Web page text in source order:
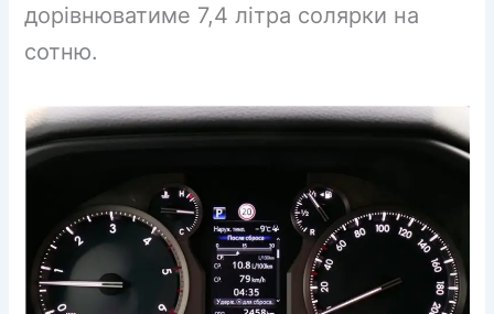
дорівнюватиме 7,4 літра солярки на
сотню.